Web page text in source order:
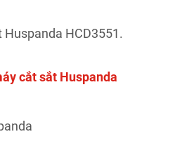
HCD3551.
cắt sắt Huspanda